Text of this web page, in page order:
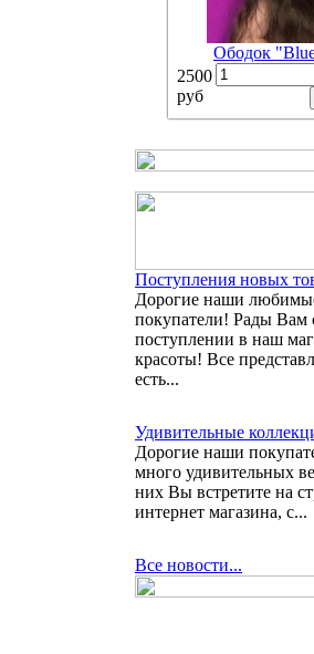
Ободок
2500
руб
Поступления новых
Дорогие наши
покупатели! Рады Вам
поступлении в наш
красоты! Все
есть...
Удивительные
Дорогие наши
много удивительных
них Вы встретите на
интернет магазина, с...
Все новости...